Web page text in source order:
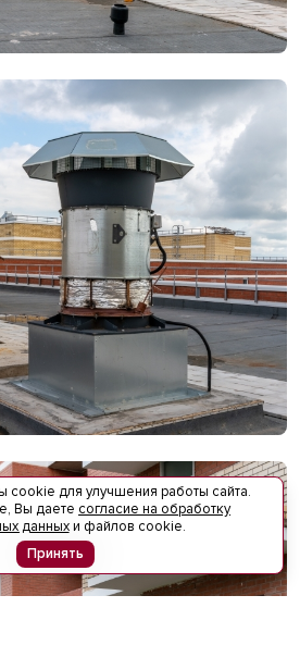
для улучшения работы сайта.
Вы даете согласие на обработку
данныхи файлов cookie.
Принять